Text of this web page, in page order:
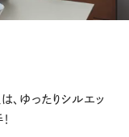
t
、ゆったりシルエッ